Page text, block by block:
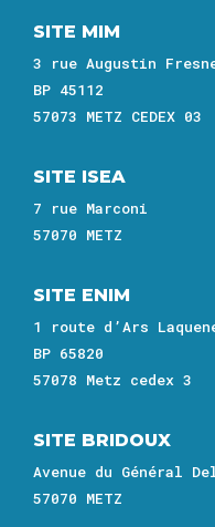
SITE MIM
3 rue Augustin
BP 45112
57073 METZ CEDEX 03
SITE ISEA
7 rue Marconi
57070 METZ
SITE ENIM
1 route d’Ars
BP 65820
57078 Metz cedex 3
SITE BRIDOUX
Avenue du Général
57070 METZ